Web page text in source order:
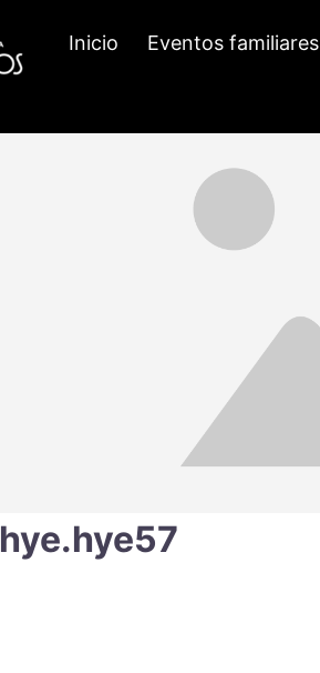
Inicio Eventos familiares
hye.hye57